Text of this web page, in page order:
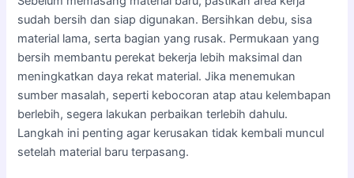
sudah bersih dan siap digunakan. Bersihkan debu, sisa
material lama, serta bagian yang rusak. Permukaan yang
bersih membantu perekat bekerja lebih maksimal dan
meningkatkan daya rekat material. Jika menemukan
sumber masalah, seperti kebocoran atap atau kelembapan
berlebih, segera lakukan perbaikan terlebih dahulu.
Langkah ini penting agar kerusakan tidak kembali muncul
setelah material baru terpasang.